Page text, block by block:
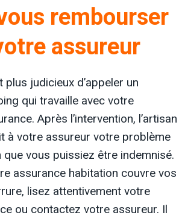
rembourser
assureur
plus judicieux d’appeler un
qui travaille avec votre
Après l’intervention, l’artisan
à votre assureur votre problème
vous puissiez être indemnisé.
assurance habitation couvre vos
lisez attentivement votre
ou contactez votre assureur. Il